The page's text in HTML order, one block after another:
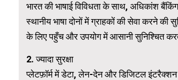
भारत की भाषाई विविधता के साथ, अधिकांश
स्थानीय भाषा दोनों में ग्राहकों की सेवा करने की
के लिए पहुँच और उपयोग में आसानी सुनिश्चित
2. ज्यादा सुरक्षा
प्लेटफ़ॉर्म में डेटा, लेन-देन और डिजिटल इंटरैक्शन